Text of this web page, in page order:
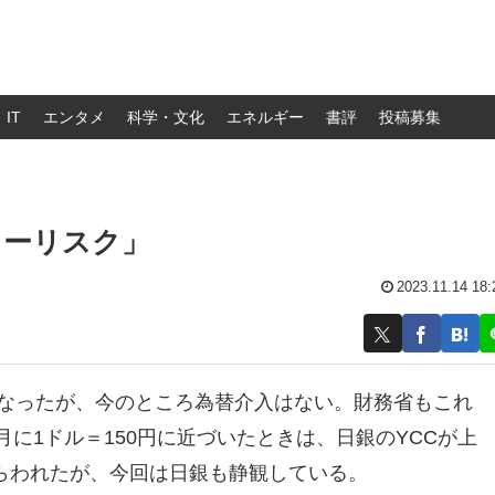
IT エンタメ 科学・文化 エネルギー 書評 投稿募集
リスク」
2023.11.14
ったが、今のところ為替介入はない。財務省もこれ
1ドル＝150円に近づいたときは、日銀のYCCが上
れたが、今回は日銀も静観している。